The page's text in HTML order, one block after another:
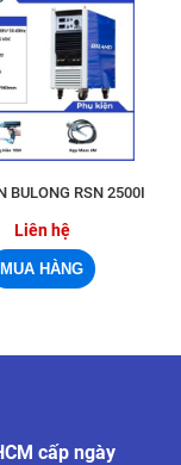
BULONG RSN 2500I
Liên hệ
cấp ngày